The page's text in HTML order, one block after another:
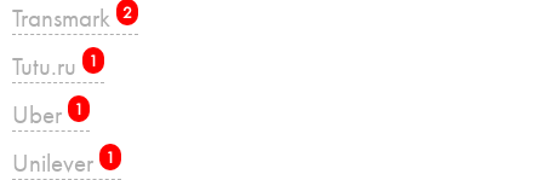
Transmark 2
Tutu.ru 1
Uber 1
Unilever 1